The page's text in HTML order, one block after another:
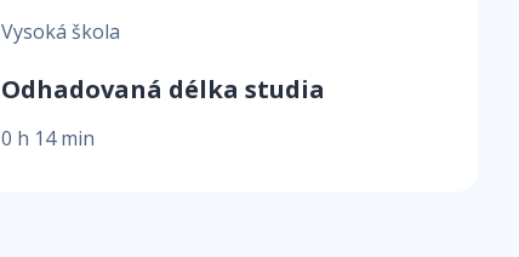
Vysoká škola
Odhadovaná délka studia
0 h 14 min